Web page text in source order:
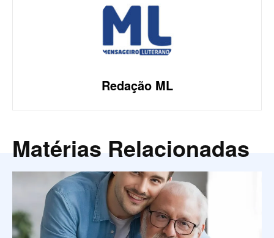
Redação ML
Matérias Relacionadas